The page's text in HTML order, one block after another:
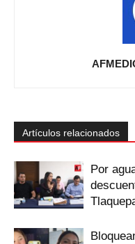
Artículos relacionados
Por